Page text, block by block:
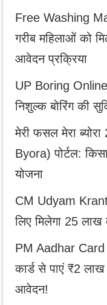
Free Washing
गरीब महिलाओं को
आवेदन प्रक्रिया
UP Boring
निशुल्क बोरिंग की
मेरी फसल मेरा
Byora) पोर्टल:
योजना
CM Udyam
लिए मिलेगा 25
PM Aadhar
कार्ड से पाएं ₹2
आवेदन!